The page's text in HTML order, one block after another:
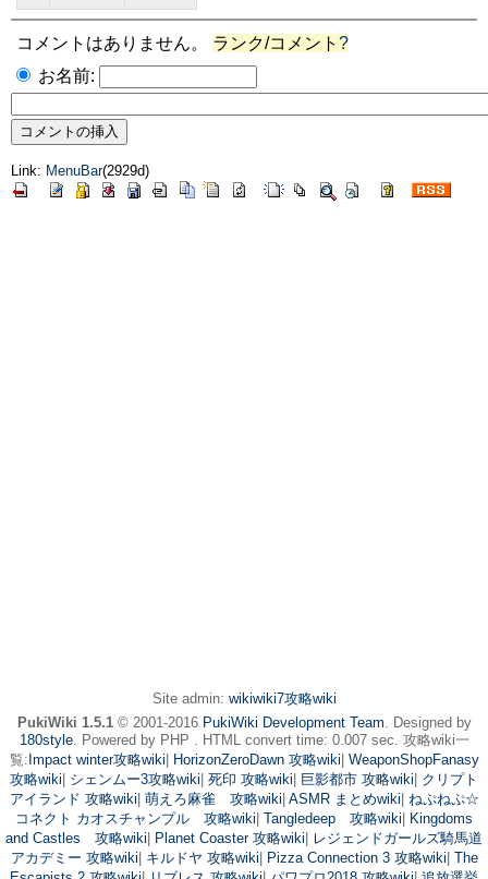
コメントはありません。 ランク/コメント ?
お名前:
Link: MenuBar(2929d)
Site admin: wikiwiki7攻略wiki
PukiWiki 1.5.1© 2001-2016 PukiWiki Development Team. Designed by
180style. Powered by PHP . HTML convert time: 0.007 sec. 攻略wiki一
覧: Impact winter攻略wiki HorizonZeroDawn 攻略wiki WeaponShopFanasy
攻略wiki シェンムー3攻略wiki 死印 攻略wiki 巨影都市 攻略wiki クリプト
アイランド 攻略wiki 萌えろ麻雀 攻略wiki ASMR まとめwiki ねぷねぷ☆
コネクト カオスチャンプル 攻略wiki Tangledeep 攻略wiki
Kingdoms
and Castles 攻略wiki
Planet Coaster 攻略wiki
レジェンドガールズ騎馬道
アカデミー 攻略wiki キルドヤ 攻略wiki Pizza Connection 3 攻略wiki The